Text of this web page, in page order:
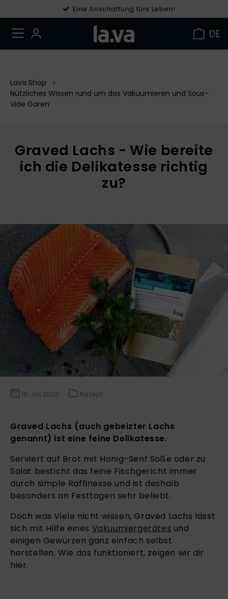
Eine Anschaffung fürs Leben!
Gratis Versand in DE ab 49 €
DE
Lava Shop
Nützliches Wissen rund um das Vakuumieren und Sous-
Vide Garen
Graved Lachs - Wie bereite
ich die Delikatesse richtig
zu?
19. Juli 2023 Rezept
Graved Lachs (auch gebeizter Lachs
genannt) ist eine feine Delikatesse.
Serviert auf Brot mit Honig-Senf Soße oder zu
Salat besticht das feine Fischgericht immer
durch simple Raffinesse und ist deshalb
besonders an Festtagen sehr beliebt.
Doch was Viele nicht wissen, Graved Lachs lässt
sich mit Hilfe eines Vakuumiergerätes und
einigen Gewürzen ganz einfach selbst
herstellen. Wie das funktioniert, zeigen wir dir
hier.